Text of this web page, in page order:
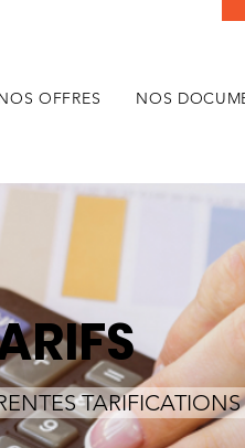
OFFRES NOS
TARIFICATIONS